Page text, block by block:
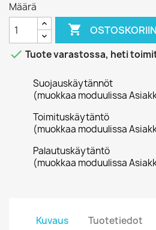
Määrä
 OSTOSKORIIN
 Tuote varastossa, heti
Suojauskäytännöt
(muokkaa moduulissa
Toimituskäytäntö
(muokkaa moduulissa
Palautuskäytäntö
(muokkaa moduulissa
Kuvaus Tuotetiedot